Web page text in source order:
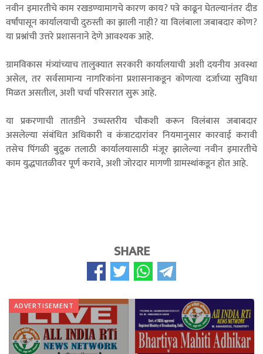
नवीन इमारतीचे काम रखडण्यामागचे कारण काय? पत्रे काढून घेतल्यानंतर दीड
वर्षांपासून कार्यालयाची दुरुस्ती का झाली नाही? या विलंबाला जबाबदार कोण?
या प्रश्नांची उत्तरे प्रशासनाने देणे आवश्यक आहे.
ग्रामविकास मंत्र्यांच्याच तालुक्यात सरकारी कार्यालयाची अशी दयनीय अवस्था
असेल, तर सर्वसामान्य नागरिकांना प्रशासनाकडून कोणत्या दर्जाच्या सुविधा
मिळत असतील, अशी चर्चा परिसरात सुरू आहे.
या प्रकरणाची तातडीने उच्चस्तरीय चौकशी करून विलंबास जबाबदार
असलेल्या संबंधित अधिकारी व कंत्राटदारांवर नियमानुसार कारवाई करावी
तसेच पिंगळी बुद्रुक तलाठी कार्यालयासाठी मंजूर झालेल्या नवीन इमारतीचे
काम युद्धपातळीवर पूर्ण करावे, अशी जोरदार मागणी ग्रामस्थांकडून होत आहे.
SHARE
ADVERTISEMENT